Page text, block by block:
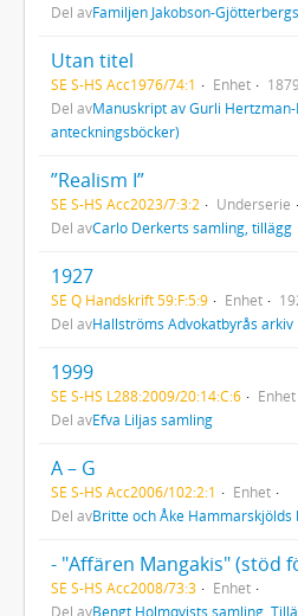
Del avFamiljen Jakobson-
Utan titel
SE S-HS Acc1976/74:1 Enhet
Del avManuskript av Gurli
anteckningsböcker)
”Realism I”
SE S-HS Acc2023/7:3:2
Underserie
Del avCarlo Derkerts samling, tillägg
1927
SE Q Handskrift 59:F:5:9 Enhet
Del avHallströms Advokatbyrås arkiv
1999
SE S-HS L288:2009/20:14:C:6 Enhet
Del avEfva Liljas samling
A – G
SE S-HS Acc2006/102:2:1
Enhet
Del avBritte och Åke Hammarskjölds
SE S-HS Acc2008/73:3
Enhet
Del avBengt Holmqvists samling.